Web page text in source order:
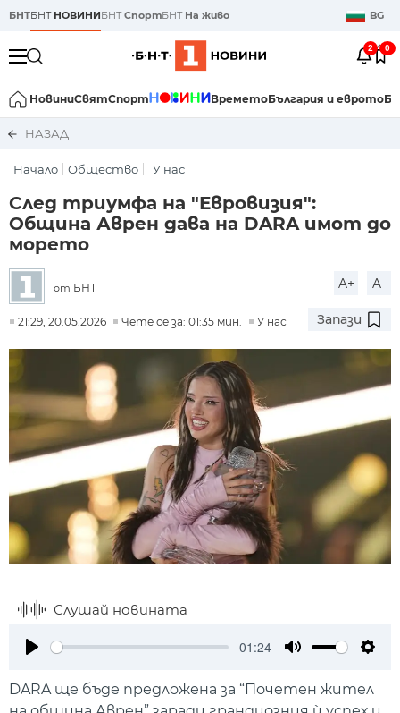
БНТБНТ НОВИНИБНТСпортБНТ На живо BG
2 0
НовиниСвятСпорт ВреметоБългария и еврото
НАЗАД
Начало Общество У нас
След триумфа на "Евровизия":
Община Аврен дава на DARA имот до
морето
от БНТ A+ A-
21:29, 20.05.2026 Чете се за: 01:35 мин. У нас Запази
Слушай новината
-01:24
DARA ще бъде предложена за “Почетен жител